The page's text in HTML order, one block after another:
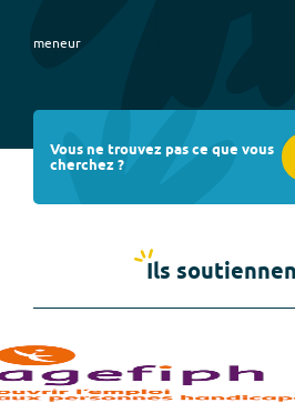
meneur
Vous ne trouvez pas ce que vous
cherchez ?
Ils